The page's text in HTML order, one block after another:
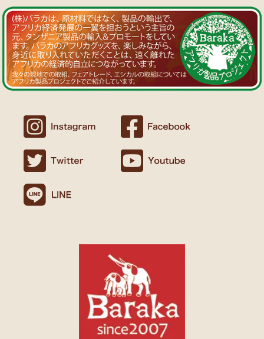
ューナッツ＜素焼き＞ 賞味期限切れ大特価！～期間限定 在庫限り
11/1：【MOTTAINAI】～もったいないセール～タンザニア産カシ
ューナッツ＜うす塩＞ 賞味期限切れ大特価！
～期間限定 在庫限り
11/1：アフリカ・ガラスビーズ ジュエリー 新入荷！トレーディン
グビーズ～現地職人の特別注文による一点もの～
コーナー新入荷！～人気作家の作品限定入荷～
10/27：ティンガティンガ・アート～Sサイズの作品 新入荷！作家
名ごとに2つのカテゴリーでご紹介します
→ 作家名 A―L
→ 作家名 M―Z
10/24：
サリーコーナー新入荷！～天然素材 環境配慮したエシカル製品～
荷！～アフリカの色×こさえたん～
カンガ～アフリカの生活布～ 人気柄が限定数再入荷！現
マサイシュカ アフリカの布ページに新入荷！
マサイ民族のマント 軽くおしゃれなブランケット
カンガスタイル、アフリカンファッションを広める活動中！
Ｍさまより カンガへのご感想
バラカのショップは、カンガも端処理してあってすぐ着れるし、カフ
タンも、このワンピースも、脇が大きく開いているので、素肌寝（家
でも外でも）にとてもイイと思う。
アフリカンピアス３７ カウボーンマーブルが届きました。
しっかりした作りでイメージ通りの品でした。
似たテイストのネックレスを持っていて、合わせるピアスを探してい
連絡や包装などもよかったです。
Ｏさまより キテンゲへのご感想
無事、商品受け取りました。ありがとうございますっ。
また、バラカさんのイベントにもお邪魔できたらと思います。
Ｓさまより あったか裏ボア！キテンゲ ネックウォーマー
どれも素敵な柄で迷いますね。全部やっぱりかわいい。家族にプレセ
ントも考えているので、思いっきり買おうと思います。
上高地の山に行ったときに、アフリカと日本の山のマッチング合うな
ーと思ってネックウォーマーを身に着けました。